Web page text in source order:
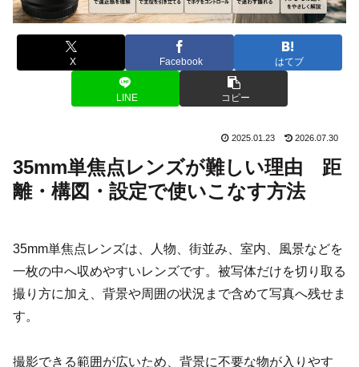
X Facebook はてブ
LINE コピー
2025.01.23 2026.07.30
35mm単焦点レンズが難しい理由 距
離・構図・設定で使いこなす方法
35mm単焦点レンズは、人物、街並み、室内、風景などを
一枚の中へ収めやすいレンズです。被写体だけを切り取る
撮り方に加え、背景や周囲の状況まで含めて写真へ残せま
す。
撮影できる範囲が広いため、背景に不要な物が入りやす